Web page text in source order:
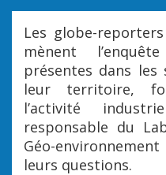
Les globe-
mènent
présentes dans
leur territoire,
l’activité
responsable du
Géo-
leurs questions.